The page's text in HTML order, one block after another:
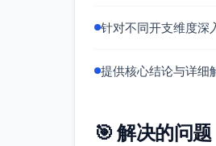
针对不同开支维度深
提供核心结论与详细
🎯 解决的问题